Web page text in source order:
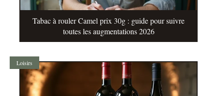
Tabac à rouler Camel prix 30g : guide pour suivre
toutes les augmentations 2026
Loisirs